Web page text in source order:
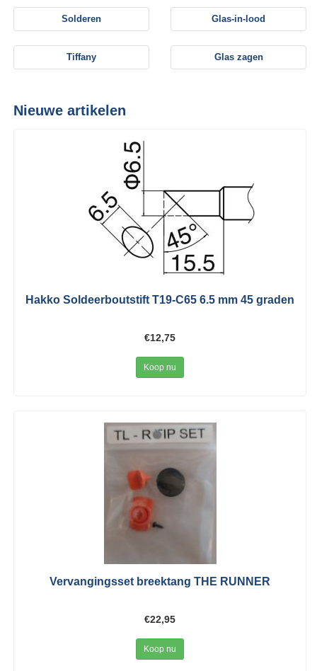
Solderen Glas-in-lood
Tiffany Glas zagen
Nieuwe artikelen
Hakko Soldeerboutstift T19-C65 6.5 mm 45 graden
€12,75
Koop nu
Vervangingsset breektang THE RUNNER
€22,95
Koop nu